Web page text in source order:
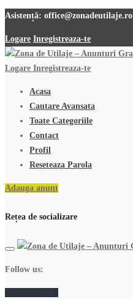
Asistență: office@zonadeutilaje.ro
Logare Inregistreaza-te
Logare Inregistreaza-te
Acasa
Cautare Avansata
Toate Categoriile
Contact
Profil
Reseteaza Parola
Adauga anunt
Rețea de socializare
Follow us: